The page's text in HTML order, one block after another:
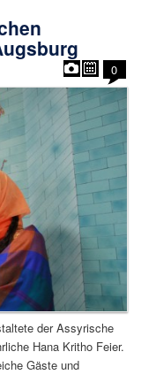
0
der Assyrische
Hana Kritho Feier.
Gäste und